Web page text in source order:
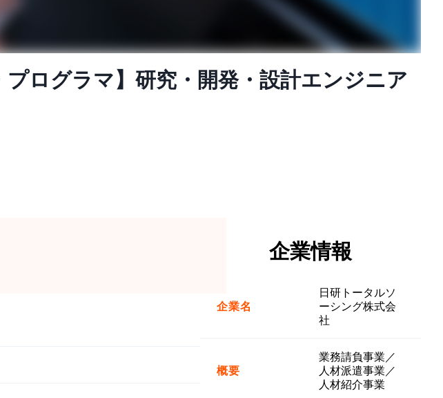
ログラマ】研究・開発・設計エンジニア
企業情報
企業名
日研トータルソ
ーシング株式会
社
概要
業務請負事業／
人材派遣事業／
人材紹介事業